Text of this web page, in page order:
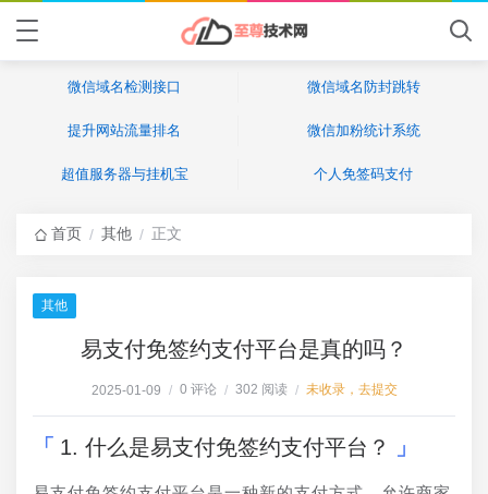
微信域名检测接口 微信域名防封跳转
提升网站流量排名 微信加粉统计系统
超值服务器与挂机宝 个人免签码支付
首页 / 其他 / 正文
其他
易支付免签约支付平台是真的吗？
2025-01-09 / 0 评论 / 302 阅读 / 未收录，去提交
1. 什么是易支付免签约支付平台？